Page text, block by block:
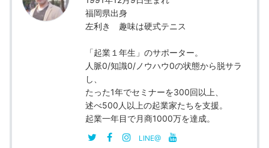
k
福岡県出身
左利き 趣味は硬式テニス
「起業１年生」のサポーター。
人脈0/知識0/ノウハウ0の状態から脱サラ
し、
たった1年でセミナーを300回以上、
述べ500人以上の起業家たちを支援。
起業一年目で月商1000万を達成。
LINE@